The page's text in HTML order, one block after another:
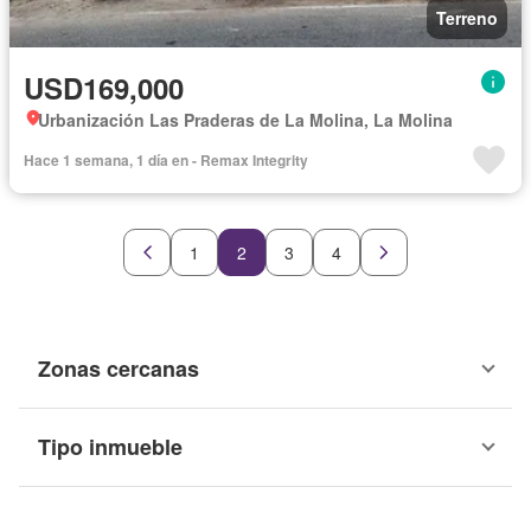
Terreno
USD169,000
Urbanización Las Praderas de La Molina, La Molina
Hace 1 semana, 1 día en - Remax Integrity
1 2 3 4
Zonas cercanas
Tipo inmueble